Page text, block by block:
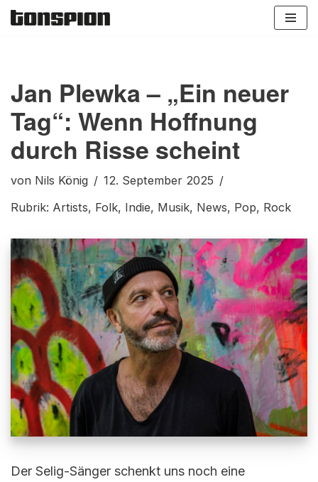
Jan Plewka – „Ein neuer
Tag“: Wenn Hoffnung
durch Risse scheint
von Nils König
12. September 2025
Rubrik: Artists, Folk, Indie, Musik, News, Pop, Rock
Der Selig-Sänger schenkt uns noch eine